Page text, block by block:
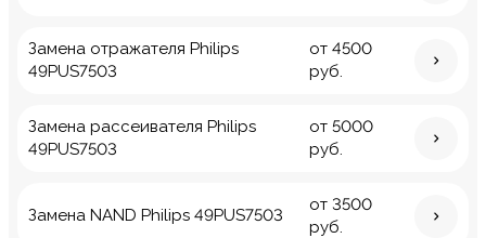
Замена отражателя Philips
49PUS7503
от 4500
руб.
Замена рассеивателя Philips
49PUS7503
от 5000
руб.
Замена NAND Philips 49PUS7503
от 3500
руб.